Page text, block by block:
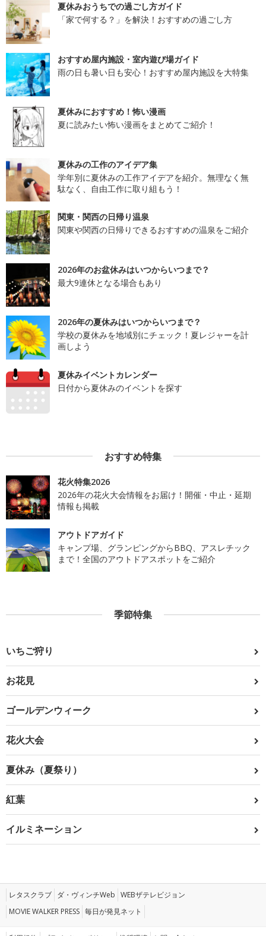
夏休みおうちでの過ごし方ガイド
「家で何する？」を解決！おすすめの過ごし方
おすすめ屋内施設・室内遊び場ガイド
雨の日も暑い日も安心！おすすめ屋内施設を大特集
夏休みにおすすめ！怖い漫画
夏に読みたい怖い漫画をまとめてご紹介！
夏休みの工作のアイデア集
学年別に夏休みの工作アイデアを紹介。無理なく無
駄なく、自由工作に取り組もう！
関東・関西の日帰り温泉
関東や関西の日帰りできるおすすめの温泉をご紹介
2026年のお盆休みはいつからいつまで？
最大9連休となる場合もあり
2026年の夏休みはいつからいつまで？
学校の夏休みを地域別にチェック！夏レジャーを計
画しよう
夏休みイベントカレンダー
日付から夏休みのイベントを探す
おすすめ特集
花火特集2026
2026年の花火大会情報をお届け！開催・中止・延期
情報も掲載
アウトドアガイド
キャンプ場、グランピングからBBQ、アスレチック
まで！全国のアウトドアスポットをご紹介
季節特集
いちご狩り
お花見
ゴールデンウィーク
花火大会
夏休み（夏祭り）
紅葉
イルミネーション
レタスクラブ ダ・ヴィンチWeb WEBザテレビジョン
MOVIE WALKER PRESS 毎日が発見ネット